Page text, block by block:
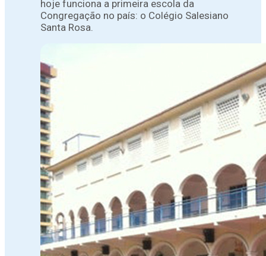
hoje funciona a primeira escola da
Congregação no país: o Colégio Salesiano
Santa Rosa.